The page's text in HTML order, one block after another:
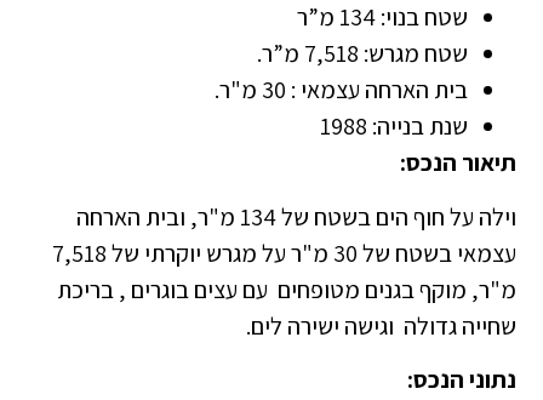
שטח בנוי: 134 מ”ר
שטח מגרש: 7,518 מ”ר.
בית הארחה עצמאי : 30 מ"ר.
שנת בנייה: 1988
תיאור הנכס:
וילה על חוף הים בשטח של 134 מ"ר, ובית הארחה
עצמאי בשטח של 30 מ"ר על מגרש יוקרתי של 7,518
מ"ר, מוקף בגנים מטופחים עם עצים בוגרים , בריכת
שחייה גדולה וגישה ישירה לים.
נתוני הנכס: